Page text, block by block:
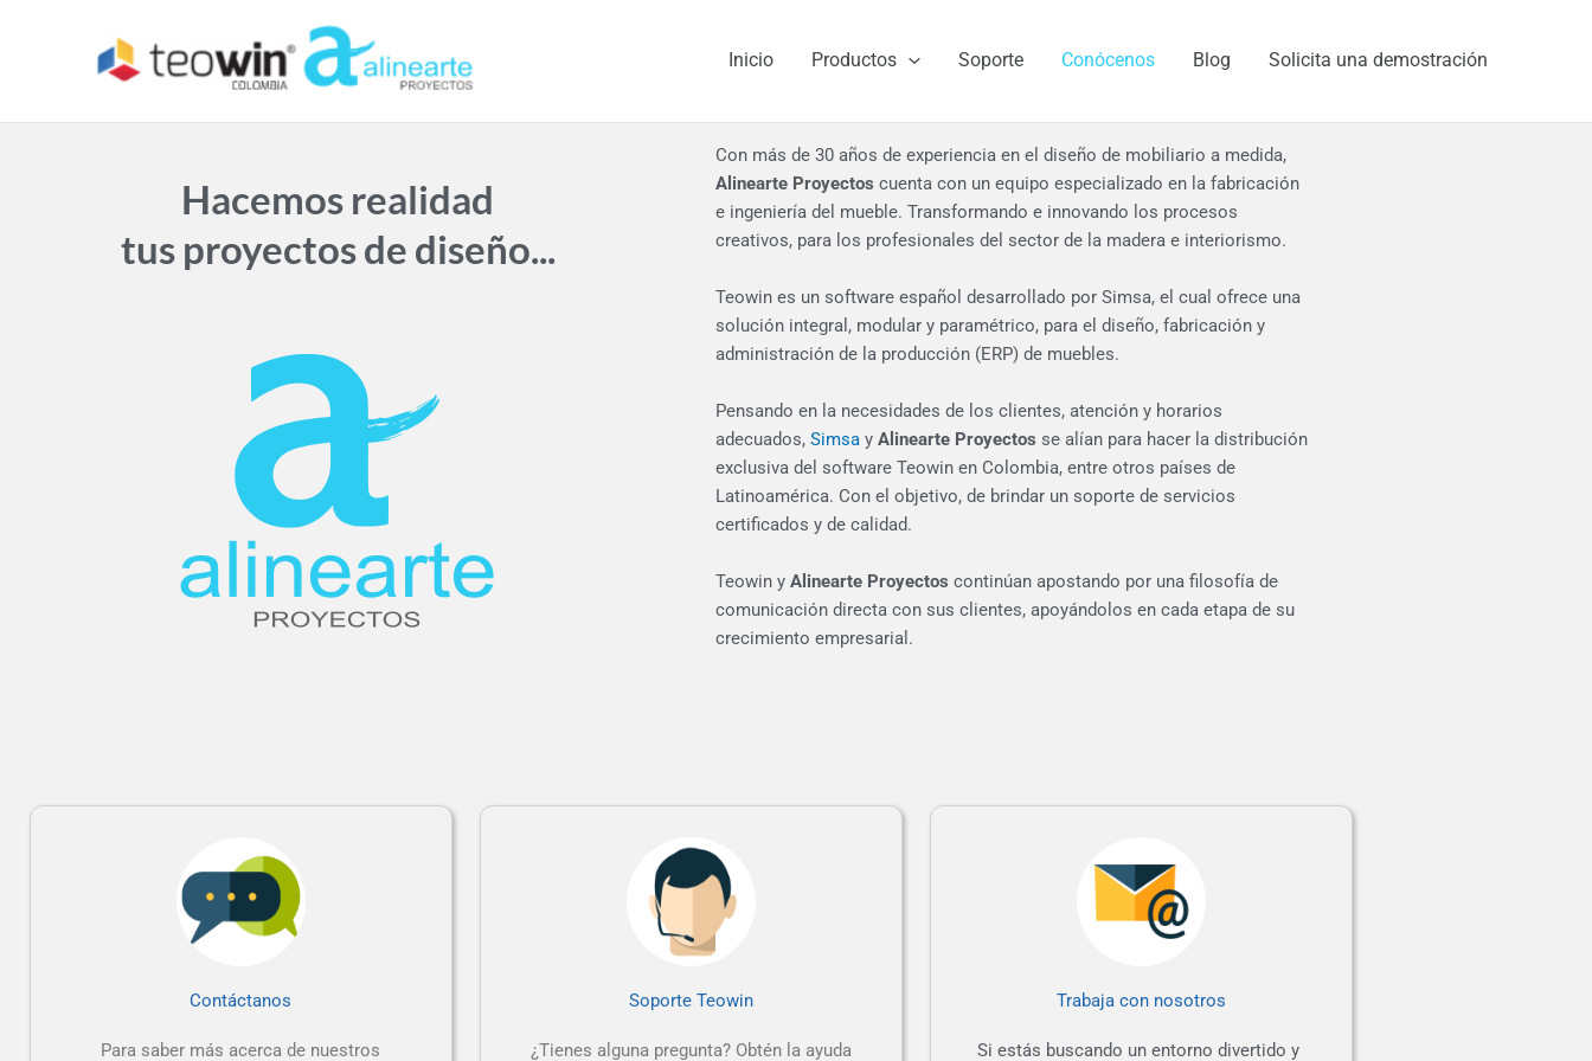
Inicio Productos Soporte Conócenos Blog Solicita una demostración
Hacemos realidad
tus proyectos de diseño...
Alinearte Proyectos
Con más de 30 años de experiencia en el diseño de mobiliario a medida,
Alinearte Proyectoscuenta con un equipo especializado en la fabricación
e ingeniería del mueble. Transformando e innovando los procesos
creativos, para los profesionales del sector de la madera e interiorismo.
Teowin es un software español desarrollado porSimsa, el cual ofrece una
solución integral, modular y paramétrico, para el diseño, fabricación y
administración de la producción (ERP) de muebles.
Pensando en la necesidades de los clientes, atención y horarios
adecuados,Simsa y Alinearte Proyectos se alían para hacer la distribución
exclusiva del softwareTeowin en Colombia, entre otros países de
Latinoamérica. Con el objetivo, de brindar un soporte de servicios
certificados y de calidad.
Teowin yAlinearte Proyectos continúan apostando por una filosofía de
comunicación directa con sus clientes, apoyándolos en cada etapa de su
crecimiento empresarial.
Contáctanos
Para saber más acerca de nuestros
Soporte Teowin
¿Tienes alguna pregunta? Obtén la ayuda
Trabaja con nosotros
Si estás buscando un entorno divertido y